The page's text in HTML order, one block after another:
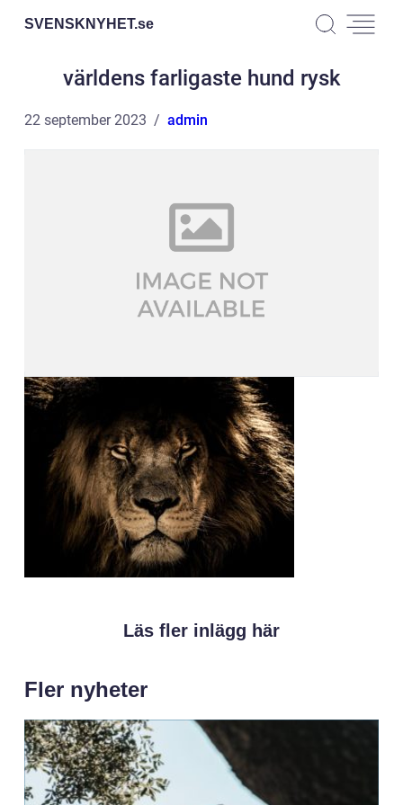
SVENSKNYHET.se
världens farligaste hund rysk
22 september 2023 admin
Läs fler inlägg här
Fler nyheter